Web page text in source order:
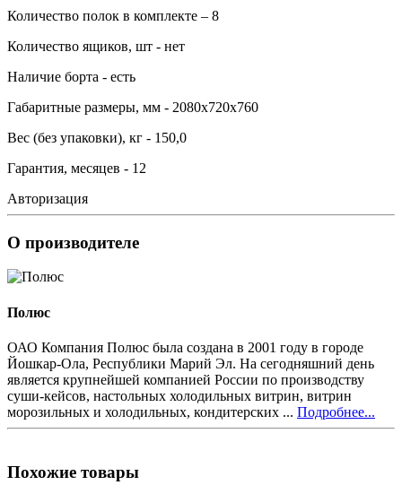
Количество полок в комплекте – 8
Количество ящиков, шт - нет
Наличие борта - есть
Габаритные размеры, мм - 2080х720х760
Вес (без упаковки), кг - 150,0
Гарантия, месяцев - 12
Авторизация
О производителе
Полюс
ОАО Компания Полюс была создана в 2001 году в городе
Йошкар-Ола, Республики Марий Эл. На сегодняшний день
является крупнейшей компанией России по производству
суши-кейсов, настольных холодильных витрин, витрин
морозильных и холодильных, кондитерских ... Подробнее...
Похожие товары